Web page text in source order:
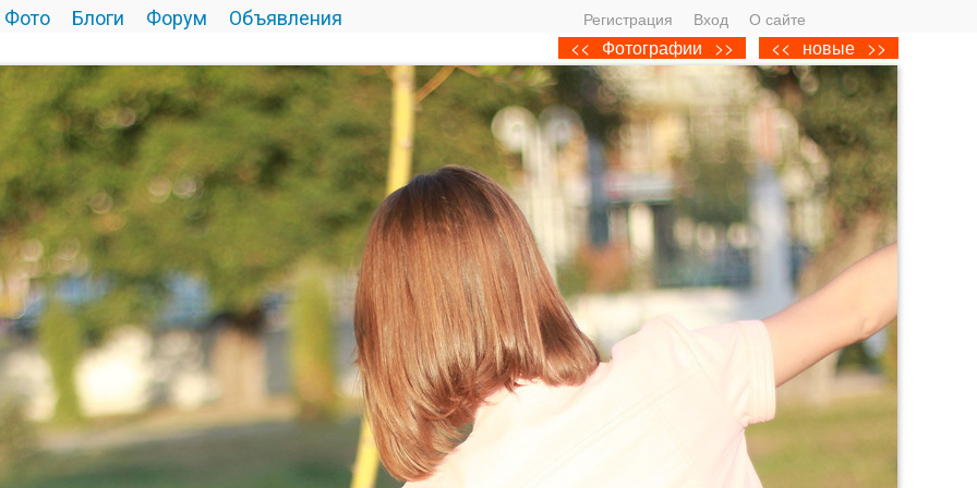
Фото Блоги Форум Объявления Регистрация Вход О сайте
<< новые >>
<< Фотографии >>